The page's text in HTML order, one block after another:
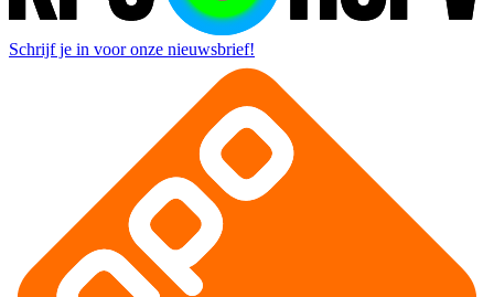
Schrijf je in voor onze nieuwsbrief!